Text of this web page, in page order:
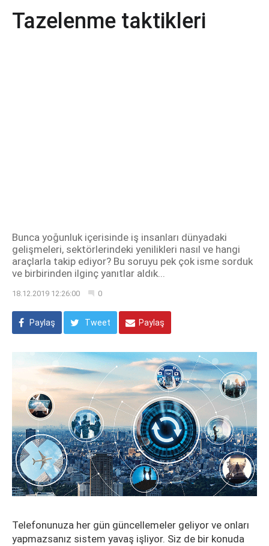
Tazelenme taktikleri
Bunca yoğunluk içerisinde iş insanları dünyadaki
gelişmeleri, sektörlerindeki yenilikleri nasıl ve hangi
araçlarla takip ediyor? Bu soruyu pek çok isme sorduk
ve birbirinden ilginç yanıtlar aldık...
18.12.2019 12:26:00 0
Paylaş Tweet Paylaş
Telefonunuza her gün güncellemeler geliyor ve onları
yapmazsanız sistem yavaş işliyor. Siz de bir konuda